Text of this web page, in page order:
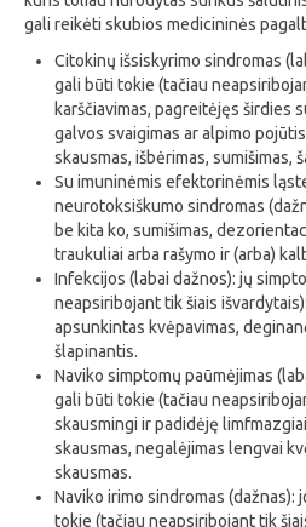
gali reikėti skubios medicininės
Citokinų išsiskyrimo sindromas
gali būti tokie (tačiau
karščiavimas, pagreitėjęs širdies
galvos svaigimas ar alpimo
skausmas, išbėrimas, sumišimas,
Su imuninėmis efektorinėmis
neurotoksiškumo sindromas
be kita ko, sumišimas,
traukuliai arba rašymo ir (arba)
Infekcijos (labai dažnos): jų
neapsiribojant tik šiais
apsunkintas kvėpavimas,
šlapinantis.
Naviko simptomų paūmėjimas
gali būti tokie (tačiau
skausmingi ir padidėję
skausmas, negalėjimas lengvai
skausmas.
Naviko irimo sindromas (dažnas):
tokie (tačiau neapsiribojant tik